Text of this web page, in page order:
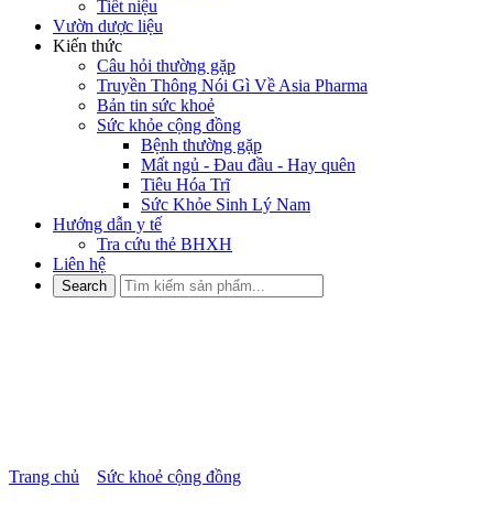
Tiết niệu
Vườn dược liệu
Kiến thức
Câu hỏi thường gặp
Truyền Thông Nói Gì Về Asia Pharma
Bản tin sức khoẻ
Sức khỏe cộng đồng
Bệnh thường gặp
Mất ngủ - Đau đầu - Hay quên
Tiêu Hóa Trĩ
Sức Khỏe Sinh Lý Nam
Hướng dẫn y tế
Tra cứu thẻ BHXH
Liên hệ
Trang chủ Sức khoẻ cộng đồng